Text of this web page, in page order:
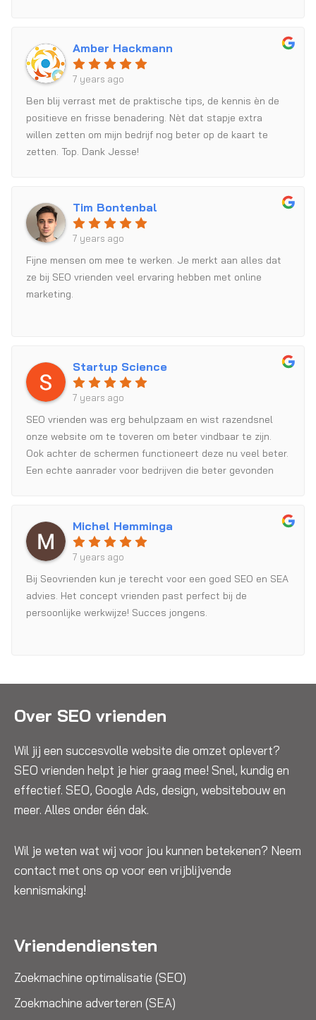
alweer in de agenda en hopelijk volgen er nog veel meer.
Amber Hackmann
7 years ago
Ben blij verrast met de praktische tips, de kennis èn de
positieve en frisse benadering. Nèt dat stapje extra
willen zetten om mijn bedrijf nog beter op de kaart te
zetten. Top. Dank Jesse!
Tim Bontenbal
7 years ago
Fijne mensen om mee te werken. Je merkt aan alles dat
ze bij SEO vrienden veel ervaring hebben met online
marketing.
Startup Science
7 years ago
SEO vrienden was erg behulpzaam en wist razendsnel
onze website om te toveren om beter vindbaar te zijn.
Ook achter de schermen functioneert deze nu veel beter.
Een echte aanrader voor bedrijven die beter gevonden
Michel Hemminga
7 years ago
Bij Seovrienden kun je terecht voor een goed SEO en SEA
advies. Het concept vrienden past perfect bij de
persoonlijke werkwijze! Succes jongens.
Over SEO vrienden
Wil jij een succesvolle website die omzet oplevert?
SEO vrienden helpt je hier graag mee! Snel, kundig en
effectief. SEO, Google Ads, design, websitebouw en
meer. Alles onder één dak.
Wil je weten wat wij voor jou kunnen betekenen? Neem
contact met ons op voor een vrijblijvende
kennismaking!
Vriendendiensten
Zoekmachine optimalisatie (SEO)
Zoekmachine adverteren (SEA)